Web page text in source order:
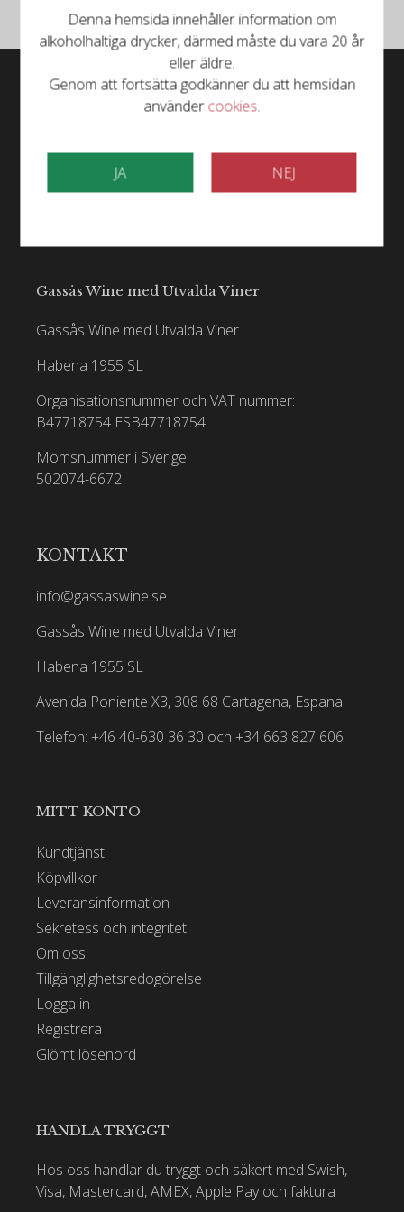
Gassås Wine med Utvalda Viner
Gassås Wine med Utvalda Viner
Habena 1955 SL
Organisationsnummer och VAT nummer:
B47718754 ESB47718754
Momsnummer i Sverige:
502074-6672
KONTAKT
info@gassaswine.se
Gassås Wine med Utvalda Viner
Habena 1955 SL
Avenida Poniente X3, 308 68 Cartagena, Espana
Telefon: +46 40-630 36 30 och +34 663 827 606
MITT KONTO
Kundtjänst
Köpvillkor
Leveransinformation
Sekretess och integritet
Om oss
Tillgänglighetsredogörelse
Logga in
Registrera
Glömt lösenord
HANDLA TRYGGT
Hos oss handlar du tryggt och säkert med Swish,
Visa, Mastercard, AMEX, Apple Pay och faktura
Denna hemsida innehåller information om
alkoholhaltiga drycker, därmed måste du vara 20 år
eller äldre.
Genom att fortsätta godkänner du att hemsidan
användercookies.
JA NEJ